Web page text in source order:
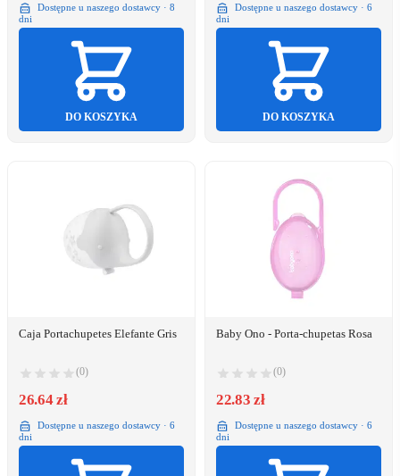
Dostępne u naszego dostawcy · 8
dni
DO KOSZYKA
Dostępne u naszego dostawcy · 6
dni
DO KOSZYKA
Caja Portachupetes Elefante Gris
(0)
26.64 zł
Dostępne u naszego dostawcy · 6
dni
Baby Ono - Porta-chupetas Rosa
(0)
22.83 zł
Dostępne u naszego dostawcy · 6
dni